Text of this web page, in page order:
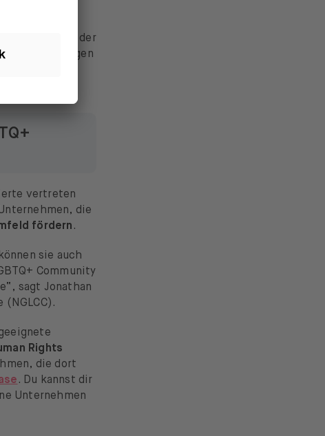
die
der
von Verträgen
vertreten
die
fördern .
sie auch
Community
sagt Jonathan
(NGLCC).
Rights
die dort
. Du kannst dir
Unternehmen